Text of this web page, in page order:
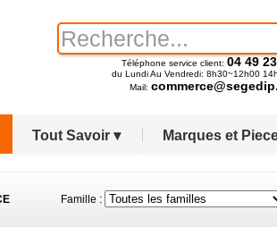
Téléphone service client: 04 49
du Lundi Au Vendredi: 8h30~12h00
Mail:
Tout Savoir ▾ Marques et
Famille :